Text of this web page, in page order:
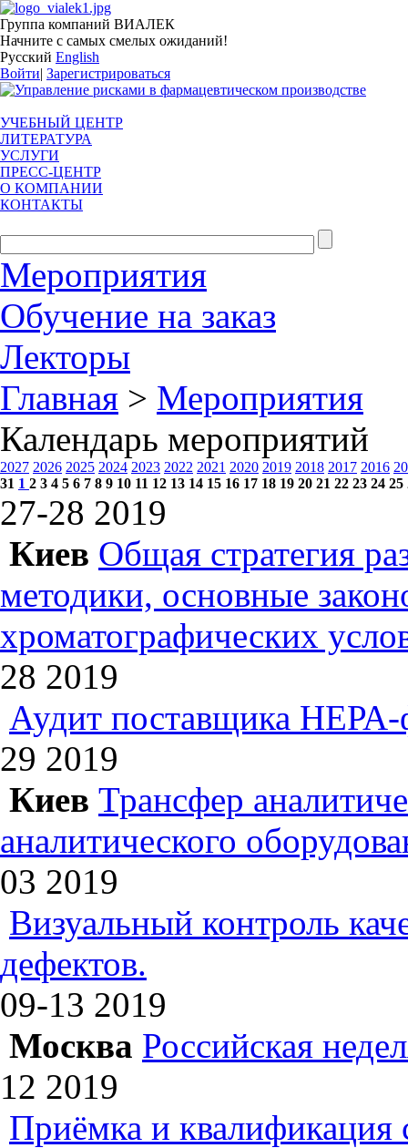
Группа компаний ВИАЛЕК
Начните с самых смелых ожиданий!
Русский English
Войти| Зарегистрироваться
УЧЕБНЫЙ ЦЕНТР
ЛИТЕРАТУРА
УСЛУГИ
ПРЕСС-ЦЕНТР
О КОМПАНИИ
КОНТАКТЫ
Мероприятия
Обучение на заказ
Лекторы
Главная > Мероприятия
Календарь мероприятий
2027 2026 2025 2024 2023 2022 2021 2020 2019 2018 2017 2016
31 1 2 3 4 5 6 7 8 9 10 11 12 13 14 15 16 17 18 19 20 21 22 23 24 25
27-28 2019
Киев Общая стратегия
методики, основные
хроматографических
28 2019
Аудит поставщика НЕРА-
29 2019
Киев Трансфер
аналитического
03 2019
Визуальный контроль
дефектов.
09-13 2019
Москва Российская
12 2019
Приёмка и квалификация